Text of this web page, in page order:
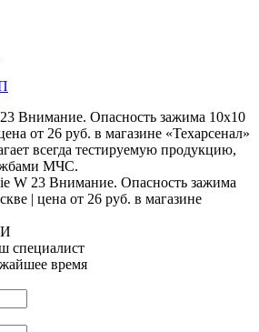
всегда тестируемую продукцию,
МЧС.
специалист
время